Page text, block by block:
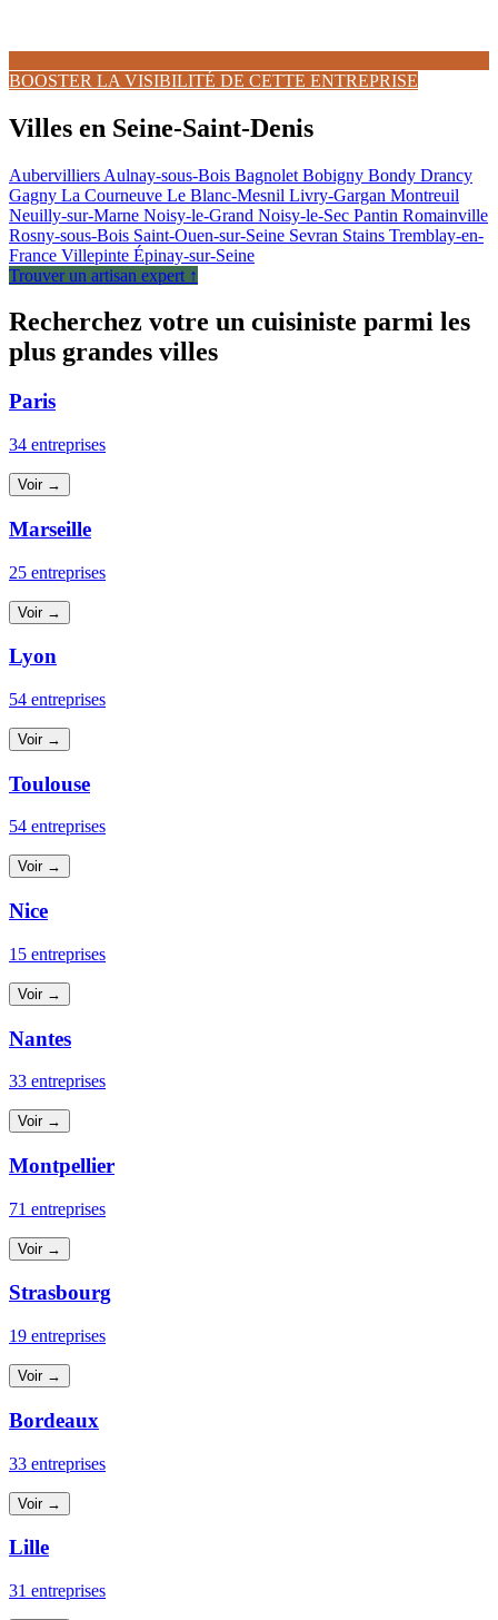
BOOSTER LA VISIBILITÉ DE CETTE ENTREPRISE
Villes en Seine-Saint-Denis
Aubervilliers Aulnay-sous-Bois Bagnolet Bobigny Bondy Drancy
Gagny La Courneuve Le Blanc-Mesnil Livry-Gargan Montreuil
Neuilly-sur-Marne Noisy-le-Grand Noisy-le-Sec Pantin Romainville
Rosny-sous-Bois Saint-Ouen-sur-Seine Sevran Stains Tremblay-en-
France Villepinte Épinay-sur-Seine
Trouver un artisan expert ↑
Recherchez votre un cuisiniste parmi les
plus grandes villes
Paris
34 entreprises
Voir →
Marseille
25 entreprises
Voir →
Lyon
54 entreprises
Voir →
Toulouse
54 entreprises
Voir →
Nice
15 entreprises
Voir →
Nantes
33 entreprises
Voir →
Montpellier
71 entreprises
Voir →
Strasbourg
19 entreprises
Voir →
Bordeaux
33 entreprises
Voir →
Lille
31 entreprises